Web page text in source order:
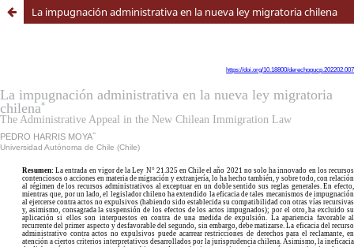
La impugnación administrativa en la nueva ley migratoria chilena